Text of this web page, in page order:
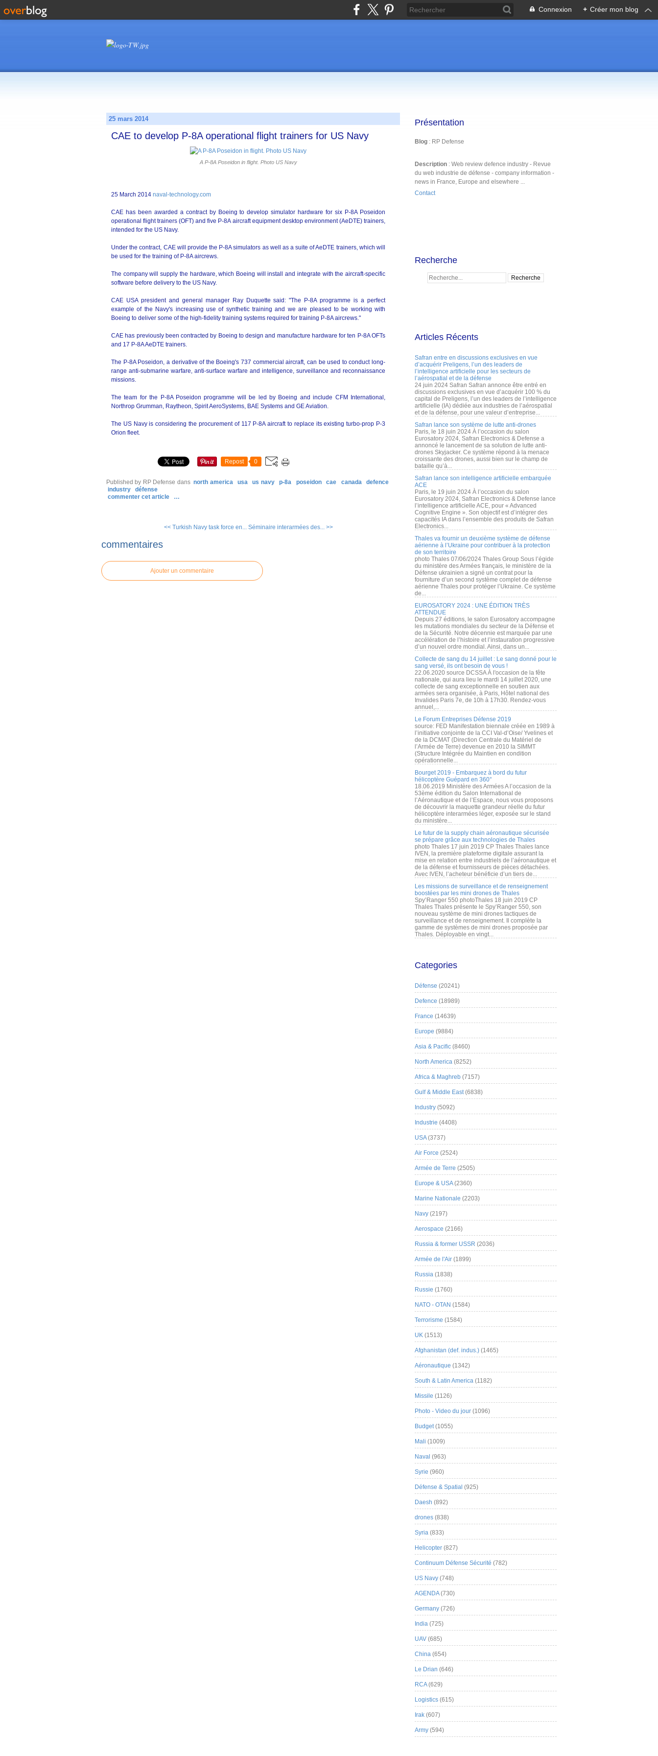
Connexion + Créer mon blog
25 mars 2014
CAE to develop P-8A operational flight trainers for US Navy
A P-8A Poseidon in flight. Photo US Navy
25 March 2014 naval-technology.com
CAE has been awarded a contract by Boeing to develop simulator hardware for six P-8A Poseidon
operational flight trainers (OFT) and five P-8A aircraft equipment desktop environment (AeDTE) trainers,
intended for the US Navy.
Under the contract, CAE will provide the P-8A simulators as well as a suite of AeDTE trainers, which will
be used for the training of P-8A aircrews.
The company will supply the hardware, which Boeing will install and integrate with the aircraft-specific
software before delivery to the US Navy.
CAE USA president and general manager Ray Duquette said: "The P-8A programme is a perfect
example of the Navy's increasing use of synthetic training and we are pleased to be working with
Boeing to deliver some of the high-fidelity training systems required for training P-8A aircrews."
CAE has previously been contracted by Boeing to design and manufacture hardware for ten P-8A OFTs
and 17 P-8A AeDTE trainers.
The P-8A Poseidon, a derivative of the Boeing's 737 commercial aircraft, can be used to conduct long-
range anti-submarine warfare, anti-surface warfare and intelligence, surveillance and reconnaissance
missions.
The team for the P-8A Poseidon programme will be led by Boeing and include CFM International,
Northrop Grumman, Raytheon, Spirit AeroSystems, BAE Systems and GE Aviation.
The US Navy is considering the procurement of 117 P-8A aircraft to replace its existing turbo-prop P-3
Orion fleet.
Repost 0
Published by RP Defense dans north america usa us navy p-8a poseidon cae canada
defence
industry
défense
commenter cet article
…
<< Turkish Navy task force en... Séminaire interarmées des... >>
commentaires
Ajouter un commentaire
Présentation
Blog : RP Defense
Description : Web review defence industry - Revue
du web industrie de défense - company information -
news in France, Europe and elsewhere ...
Contact
Recherche
Articles Récents
Safran entre en discussions exclusives en vue
d’acquérir Preligens, l’un des leaders de
l’intelligence artificielle pour les secteurs de
l’aérospatial et de la défense
24 juin 2024 Safran Safran annonce être entré en
discussions exclusives en vue d’acquérir 100 % du
capital de Preligens, l’un des leaders de l’intelligence
artificielle (IA) dédiée aux industries de l’aérospatial
et de la défense, pour une valeur d’entreprise...
Safran lance son système de lutte anti-drones
Paris, le 18 juin 2024 À l’occasion du salon
Eurosatory 2024, Safran Electronics & Defense a
annoncé le lancement de sa solution de lutte anti-
drones Skyjacker. Ce système répond à la menace
croissante des drones, aussi bien sur le champ de
bataille qu’à...
Safran lance son intelligence artificielle embarquée
ACE
Paris, le 19 juin 2024 À l’occasion du salon
Eurosatory 2024, Safran Electronics & Defense lance
l’intelligence artificielle ACE, pour « Advanced
Cognitive Engine ». Son objectif est d’intégrer des
capacités IA dans l’ensemble des produits de Safran
Electronics...
Thales va fournir un deuxième système de défense
aérienne à l’Ukraine pour contribuer à la protection
de son territoire
photo Thales 07/06/2024 Thales Group Sous l’égide
du ministère des Armées français, le ministère de la
Défense ukrainien a signé un contrat pour la
fourniture d’un second système complet de défense
aérienne Thales pour protéger l’Ukraine. Ce système
de...
EUROSATORY 2024 : UNE ÉDITION TRÈS
ATTENDUE
Depuis 27 éditions, le salon Eurosatory accompagne
les mutations mondiales du secteur de la Défense et
de la Sécurité. Notre décennie est marquée par une
accélération de l’histoire et l’instauration progressive
d’un nouvel ordre mondial. Ainsi, dans un...
Collecte de sang du 14 juillet : Le sang donné pour le
sang versé, ils ont besoin de vous !
22.06.2020 source DCSSA À l'occasion de la fête
nationale, qui aura lieu le mardi 14 juillet 2020, une
collecte de sang exceptionnelle en soutien aux
armées sera organisée, à Paris, Hôtel national des
Invalides Paris 7e, de 10h à 17h30. Rendez-vous
annuel,...
Le Forum Entreprises Défense 2019
source: FED Manifestation biennale créée en 1989 à
l’initiative conjointe de la CCI Val-d’Oise/ Yvelines et
de la DCMAT (Direction Centrale du Matériel de
l’Armée de Terre) devenue en 2010 la SIMMT
(Structure Intégrée du Maintien en condition
opérationnelle...
Bourget 2019 - Embarquez à bord du futur
hélicoptère Guépard en 360°
18.06.2019 Ministère des Armées A l’occasion de la
53ème édition du Salon International de
l’Aéronautique et de l’Espace, nous vous proposons
de découvrir la maquette grandeur réelle du futur
hélicoptère interarmées léger, exposée sur le stand
du ministère...
Le futur de la supply chain aéronautique sécurisée
se prépare grâce aux technologies de Thales
photo Thales 17 juin 2019 CP Thales Thales lance
IVEN, la première plateforme digitale assurant la
mise en relation entre industriels de l’aéronautique et
de la défense et fournisseurs de pièces détachées.
Avec IVEN, l’acheteur bénéficie d’un tiers de...
Les missions de surveillance et de renseignement
boostées par les mini drones de Thales
Spy’Ranger 550 photoThales 18 juin 2019 CP
Thales Thales présente le Spy’Ranger 550, son
nouveau système de mini drones tactiques de
surveillance et de renseignement. Il complète la
gamme de systèmes de mini drones proposée par
Thales. Déployable en vingt...
Categories
Défense (20241)
Defence (18989)
France (14639)
Europe (9884)
Asia & Pacific (8460)
North America (8252)
Africa & Maghreb (7157)
Gulf & Middle East(6838)
Industry (5092)
Industrie (4408)
USA(3737)
Air Force (2524)
Armée de Terre (2505)
Europe & USA(2360)
Marine Nationale (2203)
Navy (2197)
Aerospace (2166)
Russia & former USSR (2036)
Armée de l'Air (1899)
Russia (1838)
Russie (1760)
NATO - OTAN (1584)
Terrorisme (1584)
UK (1513)
Afghanistan (def. indus.) (1465)
Aéronautique (1342)
South & Latin America (1182)
Missile (1126)
Photo - Video du jour (1096)
Budget(1055)
Mali (1009)
Naval (963)
Syrie (960)
Défense & Spatial (925)
Daesh (892)
drones (838)
Syria (833)
Helicopter (827)
Continuum Défense Sécurité (782)
US Navy (748)
AGENDA(730)
Germany (726)
India (725)
UAV (685)
China (654)
Le Drian (646)
RCA(629)
Logistics (615)
Irak (607)
Army (594)